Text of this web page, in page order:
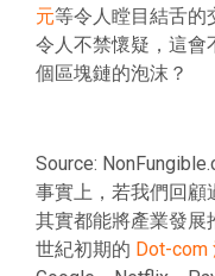
元等令人瞠目結舌的
令人不禁懷疑，這會
個區塊鏈的泡沫？
Source:
事實上，若我們回顧
其實都能將產業發展
世紀初期的 Dot-com